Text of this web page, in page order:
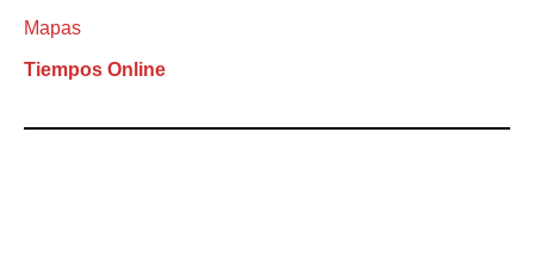
Mapas
Tiempos Online